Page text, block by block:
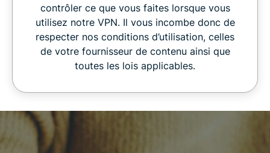
contrôler ce que vous faites lorsque vous
utilisez notre VPN. Il vous incombe donc de
respecter nos conditions d’utilisation, celles
de votre fournisseur de contenu ainsi que
toutes les lois applicables.